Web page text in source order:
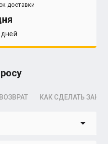
доставки
КАК СДЕЛАТЬ
arrow_drop_down